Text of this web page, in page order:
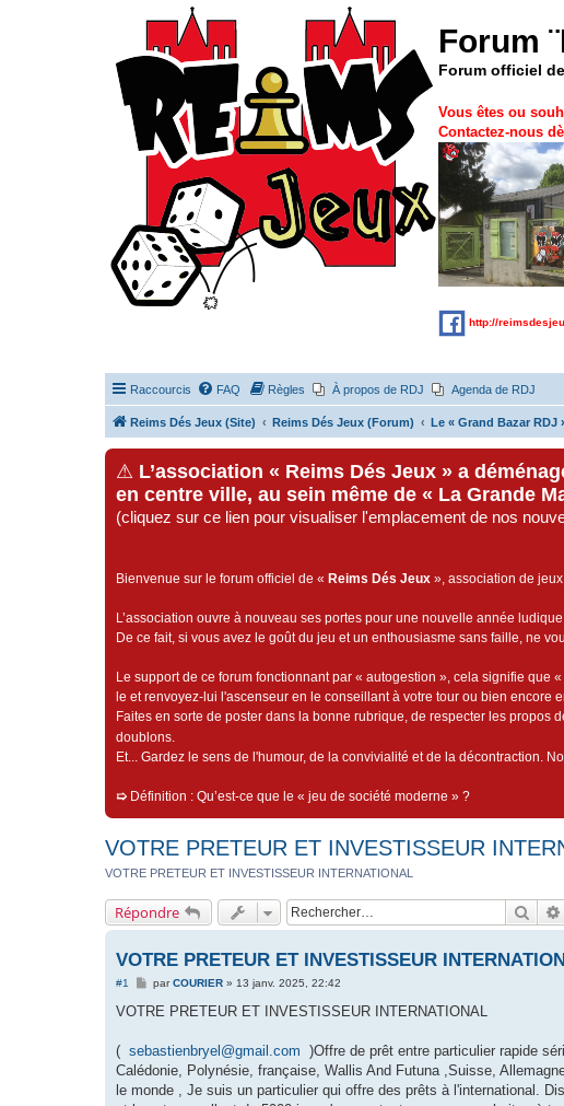
Forum
Forum officiel
Vous êtes ou
Contactez-nous
http://
Raccourcis FAQ Règles À propos de RDJ Agenda de RDJ
Reims Dés Jeux (Site) Reims Dés Jeux (Forum) Le « Grand Bazar RDJ
⚠ L’association « Reims Dés Jeux » a
en centre ville, au sein même de « La Grande
(cliquez sur ce lien pour visualiser l'emplacement de nos
Bienvenue sur le forum officiel de « Reims Dés Jeux », association de
L’association ouvre à nouveau ses portes pour une nouvelle année
De ce fait, si vous avez le goût du jeu et un enthousiasme sans faille, ne
Le support de ce forum fonctionnant par « autogestion », cela signifie
le et renvoyez-lui l'ascenseur en le conseillant à votre tour ou bien encore
Faites en sorte de poster dans la bonne rubrique, de respecter les
doublons.
Et... Gardez le sens de l'humour, de la convivialité et de la décontraction.
➯ Définition : Qu’est-ce que le « jeu de société moderne » ?
VOTRE PRETEUR ET INVESTISSEUR
VOTRE PRETEUR ET INVESTISSEUR INTERNATIONAL
Répondre
VOTRE PRETEUR ET INVESTISSEUR
#1
M
s
g
parCOURIER» 13 janv. 2025, 22:42
VOTRE PRETEUR ET INVESTISSEUR INTERNATIONAL
( sebastienbryel@gmail.com )Offre de prêt entre particulier rapide
Calédonie, Polynésie, française, Wallis And Futuna ,Suisse,
le monde , Je suis un particulier qui offre des prêts à l'international.